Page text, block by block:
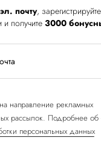
эл. почту,
и получите 3000
на направление рекламных
рассылок. Подробнее об
персональных данных